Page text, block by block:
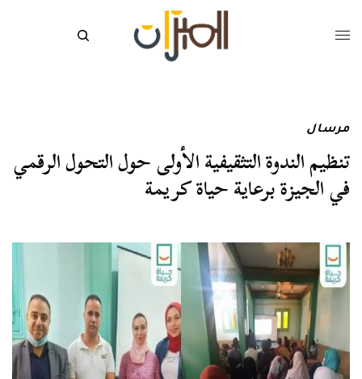
مرسال
تنظيم الندوة التثقيفية الأولى حول التحول الرقمي
في الجيزة برعاية حياة كريمة